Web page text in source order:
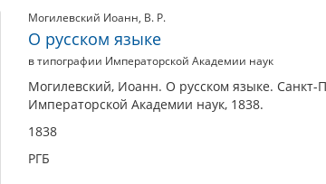
Могилевский Иоанн, В. Р.
О русском языке
в типографии Императорской Академии наук
Могилевский, Иоанн. О русском языке. Санкт-
Императорской Академии наук, 1838.
1838
РГБ